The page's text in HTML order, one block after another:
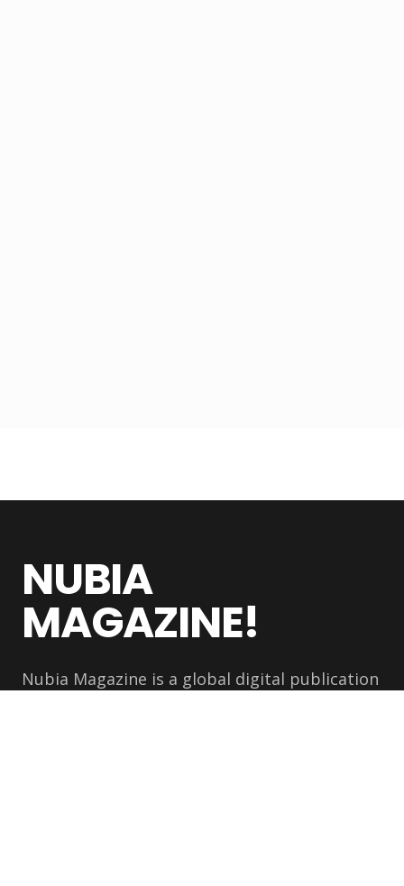
NUBIA
MAGAZINE!
Nubia Magazine is a global digital publication